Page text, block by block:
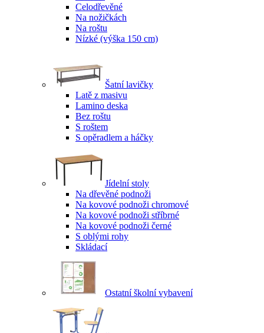
Celodřevěné
Na nožičkách
Na roštu
Nízké (výška 150 cm)
Šatní lavičky
Latě z masivu
Lamino deska
Bez roštu
S roštem
S opěradlem a háčky
Jídelní stoly
Na dřevěné podnoži
Na kovové podnoži chromové
Na kovové podnoži stříbrné
Na kovové podnoži černé
S oblými rohy
Skládací
Ostatní školní vybavení